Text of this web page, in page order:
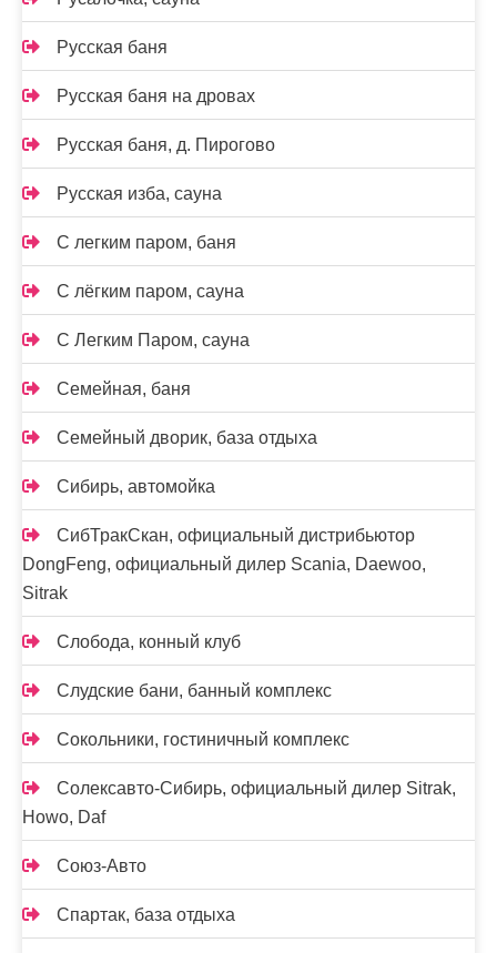
Русская баня
Русская баня на дровах
Русская баня, д. Пирогово
Русская изба, сауна
С легким паром, баня
С лёгким паром, сауна
С Легким Паром, сауна
Семейная, баня
Семейный дворик, база отдыха
Сибирь, автомойка
СибТракСкан, официальный дистрибьютор
DongFeng, официальный дилер Scania, Daewoo,
Sitrak
Слобода, конный клуб
Слудские бани, банный комплекс
Сокольники, гостиничный комплекс
Солексавто-Сибирь, официальный дилер Sitrak,
Howo, Daf
Союз-Авто
Спартак, база отдыха